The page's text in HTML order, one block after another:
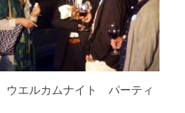
ウエルカムナイト パーティ